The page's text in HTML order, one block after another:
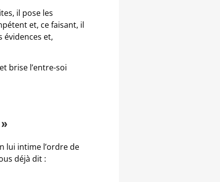
il pose les
et, ce faisant, il
évidences et,
brise l’entre-soi
lui intime l’ordre de
déjà dit :